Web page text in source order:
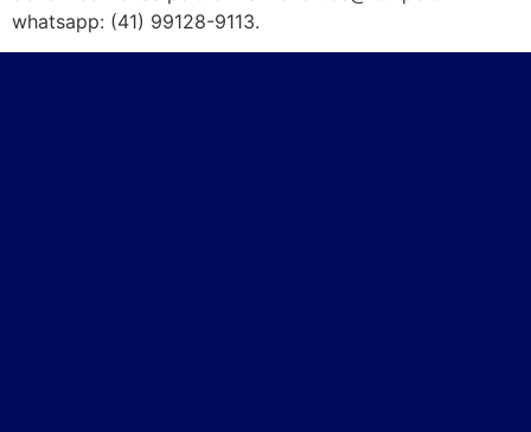
whatsapp: (41) 99128-9113.